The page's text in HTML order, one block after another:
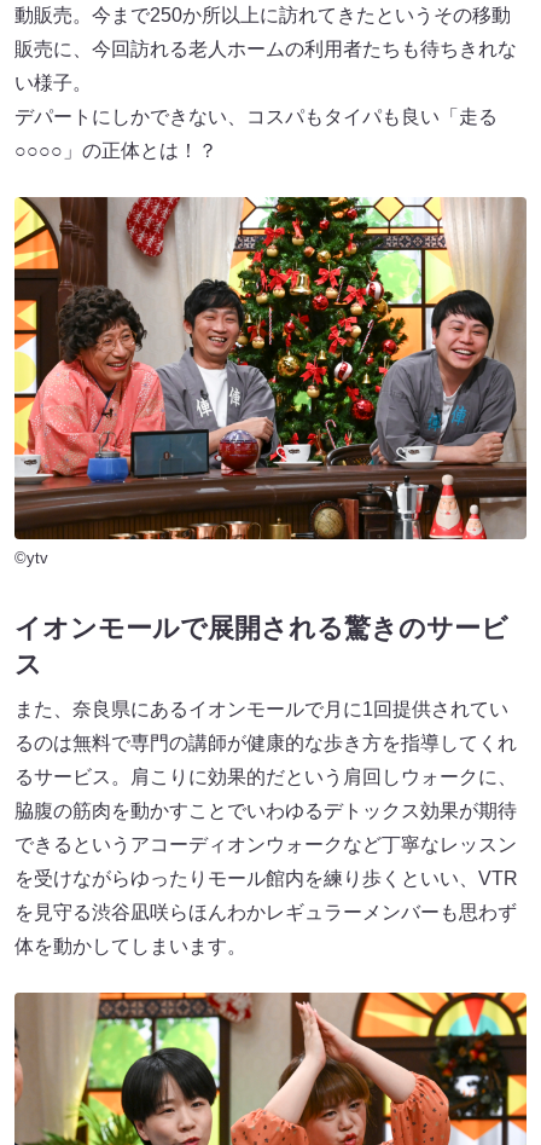
動販売。今まで250か所以上に訪れてきたというその移動
販売に、今回訪れる老人ホームの利用者たちも待ちきれな
い様子。
デパートにしかできない、コスパもタイパも良い「走る
○○○○」の正体とは！？
©ytv
イオンモールで展開される驚きのサービ
ス
また、奈良県にあるイオンモールで月に1回提供されてい
るのは無料で専門の講師が健康的な歩き方を指導してくれ
るサービス。肩こりに効果的だという肩回しウォークに、
脇腹の筋肉を動かすことでいわゆるデトックス効果が期待
できるというアコーディオンウォークなど丁寧なレッスン
を受けながらゆったりモール館内を練り歩くといい、VTR
を見守る渋谷凪咲らほんわかレギュラーメンバーも思わず
体を動かしてしまいます。